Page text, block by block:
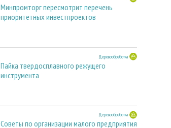
Минпромторг пересмотрит перечень
приоритетных инвестпроектов
Деревообработка
Пайка твердосплавного режущего
инструмента
Деревообработка
Советы по организации малого предприятия